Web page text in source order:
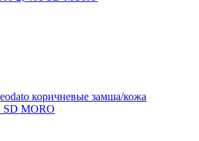
коричневые замша/кожа
SD MORO